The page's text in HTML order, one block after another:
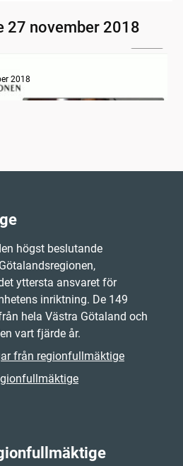
27 november 2018
2018
högst beslutande
yttersta ansvaret för
inriktning. De 149
hela Västra Götaland och
vart fjärde år.
från regionfullmäktige